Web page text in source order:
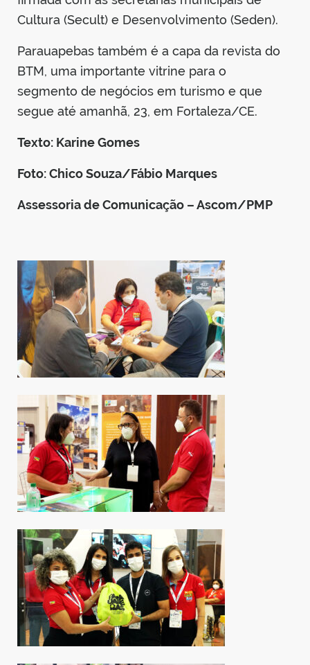
Cultura (Secult) e Desenvolvimento (Seden).
Parauapebas também é a capa da revista do
BTM, uma importante vitrine para o
segmento de negócios em turismo e que
segue até amanhã, 23, em Fortaleza/CE.
Texto: Karine Gomes
Foto: Chico Souza/Fábio Marques
Assessoria de Comunicação – Ascom/PMP